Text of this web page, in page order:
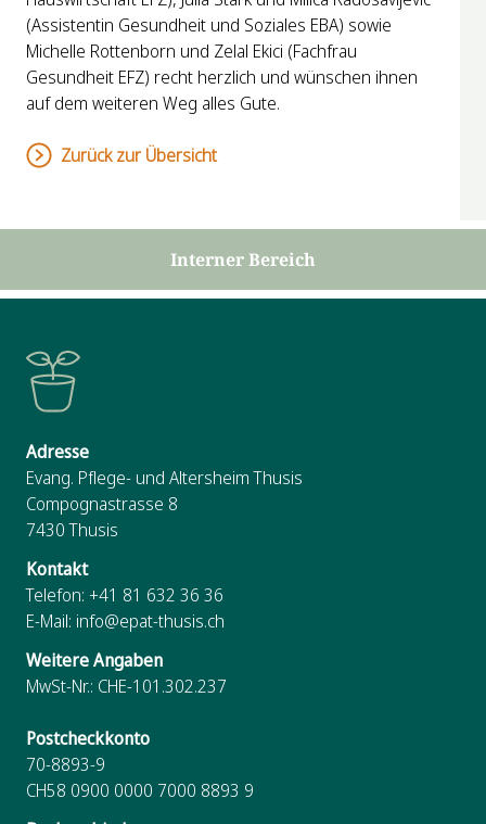
(Assistentin Gesundheit und Soziales EBA) sowie
Michelle Rottenborn und Zelal Ekici (Fachfrau
Gesundheit EFZ) recht herzlich und wünschen ihnen
auf dem weiteren Weg alles Gute.
Zurück zur Übersicht
Interner Bereich
Adresse
Evang. Pflege- und Altersheim Thusis
Compognastrasse 8
7430 Thusis
Kontakt
Telefon: +41 81 632 36 36
E-Mail: info@epat-thusis.ch
Weitere Angaben
MwSt-Nr.: CHE-101.302.237
Postcheckkonto
70-8893-9
CH58 0900 0000 7000 8893 9